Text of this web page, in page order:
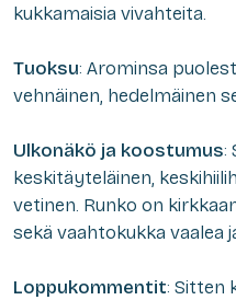
kukkamaisia vivahteita.
Tuoksu: Arominsa
vehnäinen, hedelmäinen
Ulkonäkö ja koostumus:
keskitäyteläinen,
vetinen. Runko on
sekä vaahtokukka vaalea
Loppukommentit: Sitten